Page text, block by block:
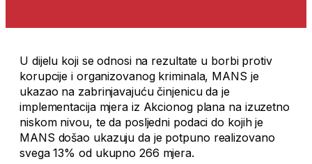
U dijelu koji se odnosi na rezultate u borbi protiv
korupcije i organizovanog kriminala, MANS je
ukazao na zabrinjavajuću činjenicu da je
implementacija mjera iz Akcionog plana na izuzetno
niskom nivou, te da posljedni podaci do kojih je
MANS došao ukazuju da je potpuno realizovano
svega 13% od ukupno 266 mjera.